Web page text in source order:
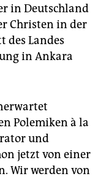
in Deutschland
Christen in der
des Landes
in Ankara
Polemiken à la
und
jetzt von einer
Wir werden von